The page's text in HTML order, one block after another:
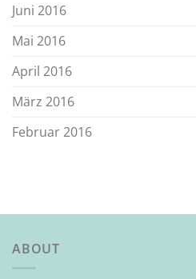
Juni 2016
Mai 2016
April 2016
März 2016
Februar 2016
ABOUT